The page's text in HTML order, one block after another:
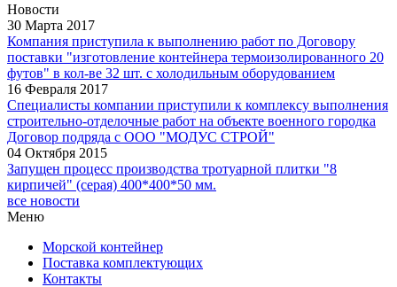
Новости
30 Марта 2017
Компания приступила к выполнению работ по Договору
поставки "изготовление контейнера термоизолированного 20
футов" в кол-ве 32 шт. с холодильным оборудованием
16 Февраля 2017
Специалисты компании приступили к комплексу выполнения
строительно-отделочные работ на объекте военного городка
Договор подряда с ООО "МОДУС СТРОЙ"
04 Октября 2015
Запущен процесс производства тротуарной плитки "8
кирпичей" (серая) 400*400*50 мм.
все новости
Меню
Морской контейнер
Поставка комплектующих
Контакты